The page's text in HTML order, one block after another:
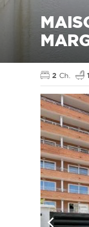
2 Ch. 1